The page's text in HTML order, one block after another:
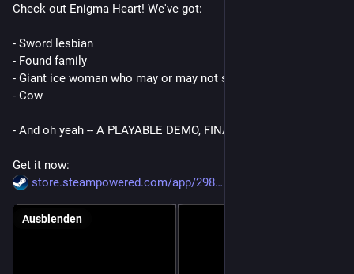
Check out Enigma Heart! We've got:
- Sword lesbian
- Found family
- Giant ice woman who may or may not step on you
- Cow
- And oh yeah -- A PLAYABLE DEMO, FINALLY!
Get it now:
store.steampowered.com/app/298
Ausblenden